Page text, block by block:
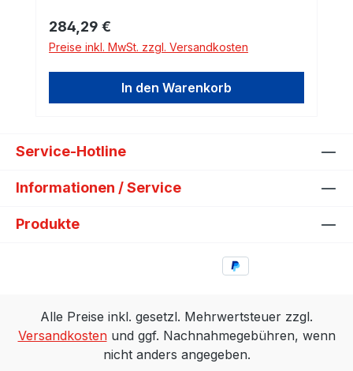
Regulärer Preis:
284,29 €
Preise inkl. MwSt. zzgl. Versandkosten
In den Warenkorb
Service-Hotline
Informationen / Service
Produkte
Alle Preise inkl. gesetzl. Mehrwertsteuer zzgl.
Versandkostenund ggf. Nachnahmegebühren, wenn
nicht anders angegeben.